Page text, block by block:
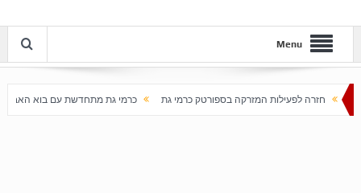
Menu
המזרקה בספורטק כרמי גת כרמי גת מתחדשת עם בוא האביב עלייה חדה במחירי